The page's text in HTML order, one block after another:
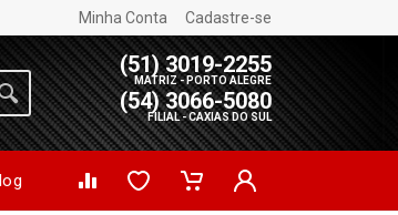
Minha Conta Cadastre-se
(51) 3019-2255
MATRIZ - PORTO ALEGRE
(54) 3066-5080
FILIAL - CAXIAS DO SUL